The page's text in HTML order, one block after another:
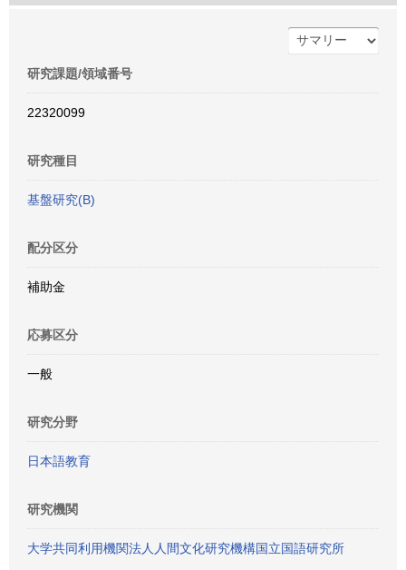
研究課題/領域番号
22320099
研究種目
基盤研究(B)
配分区分
補助金
応募区分
一般
研究分野
日本語教育
研究機関
大学共同利用機関法人人間文化研究機構国立国語研究所